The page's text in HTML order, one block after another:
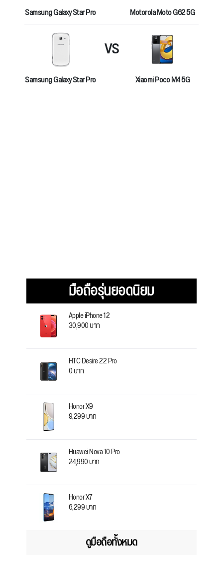
Samsung Galaxy Star Pro Motorola Moto G62 5G
Samsung Galaxy Star Pro
VS
Xiaomi Poco M4 5G
มือถือรุ่นยอดนิยม
Apple iPhone 12
30,900 บาท
HTC Desire 22 Pro
0 บาท
Honor X9
9,299 บาท
Huawei Nova 10 Pro
24,990 บาท
Honor X7
6,299 บาท
ดูมือถือทั้งหมด